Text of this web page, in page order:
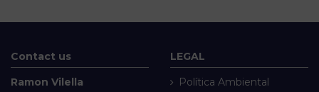
Contact us
Ramon Vilella
LEGAL
Política Ambiental